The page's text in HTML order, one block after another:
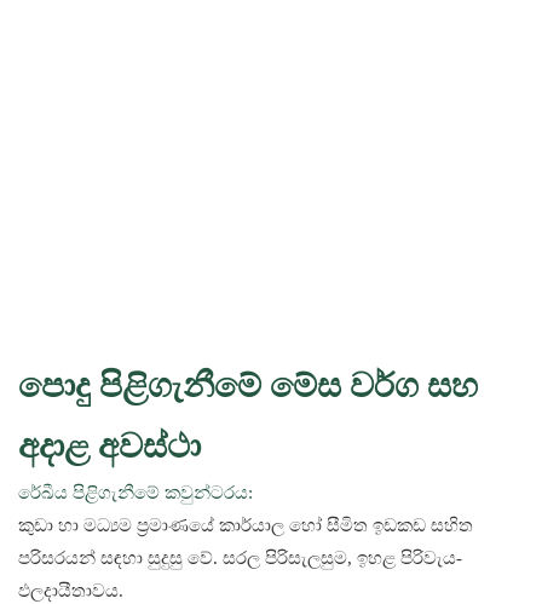
පොදු පිළිගැනීමේ මේස වර්ග සහ
අදාළ අවස්ථා
රේඛීය පිළිගැනීමේ කවුන්ටරය:
කුඩා හා මධ්‍යම ප්‍රමාණයේ කාර්යාල හෝ සීමිත ඉඩකඩ සහිත
පරිසරයන් සඳහා සුදුසු වේ. සරල පිරිසැලසුම, ඉහළ පිරිවැය-
ඵලදායීතාවය.